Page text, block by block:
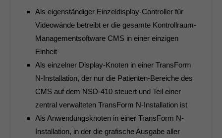
Als eigenständiger Einzeldisplay-Controller für
Videowände betreibt er die gesamte Kontrollraum-
Managementsoftware CMS in einer einzigen
Einheit
Als einzelner Display-Knoten in einer TransForm
N-Installation, der nur die Patienten-Bereiche des
CMS auf dem NSD-410 steuert und Teil einer
zentral verwalteten TransForm N-Installation ist
Als Anwendungsknoten in einer TransForm N-
Installation, in der die grafische Ausgabe aller